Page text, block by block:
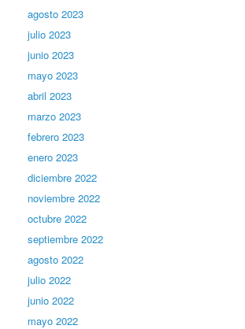
agosto 2023
julio 2023
junio 2023
mayo 2023
abril 2023
marzo 2023
febrero 2023
enero 2023
diciembre 2022
noviembre 2022
octubre 2022
septiembre 2022
agosto 2022
julio 2022
junio 2022
mayo 2022